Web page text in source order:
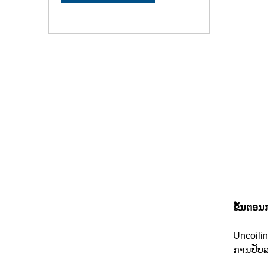
ຂັ້ນຕອນ
ການປັບ